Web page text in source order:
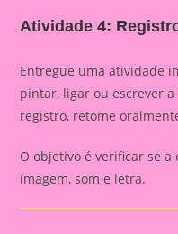
Atividade 4:
Entregue uma atividade
pintar, ligar ou escrever
registro, retome
O objetivo é verificar se
imagem, som e letra.